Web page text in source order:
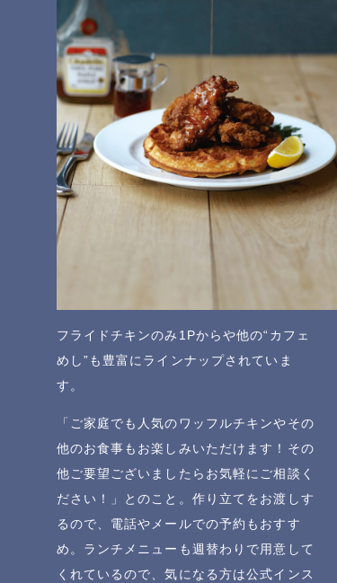
フライドチキンのみ1Pからや他の“カフェ
めし”も豊富にラインナップされていま
す。
「ご家庭でも人気のワッフルチキンやその
他のお食事もお楽しみいただけます！その
他ご要望ございましたらお気軽にご相談く
ださい！」とのこと。作り立てをお渡しす
るので、電話やメールでの予約もおすす
め。ランチメニューも週替わりで用意して
くれているので、気になる方は公式インス